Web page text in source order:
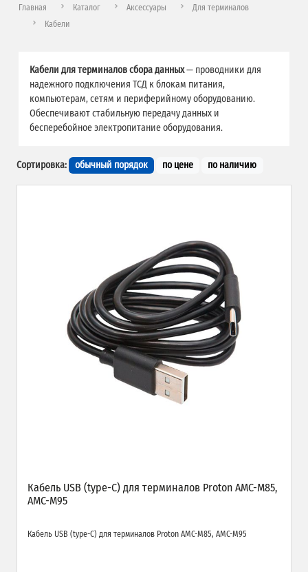
Главная Каталог Аксессуары
Для терминалов
Кабели
Кабели для терминалов сбора данных— проводники для
надежного подключения ТСД к блокам питания,
компьютерам, сетям и периферийному оборудованию.
Обеспечивают стабильную передачу данных и
бесперебойное электропитание оборудования.
Сортировка: обычный порядок по цене по наличию
Кабель USB (type-C) для терминалов Proton AMC-M85,
AMC-M95
Кабель USB (type-C) для терминалов Proton AMC-M85, AMC-M95